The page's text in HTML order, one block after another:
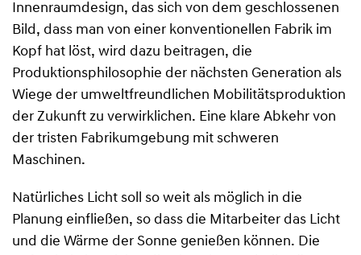
Innenraumdesign, das sich von dem geschlossenen
Bild, dass man von einer konventionellen Fabrik im
Kopf hat löst, wird dazu beitragen, die
Produktionsphilosophie der nächsten Generation als
Wiege der umweltfreundlichen Mobilitätsproduktion
der Zukunft zu verwirklichen. Eine klare Abkehr von
der tristen Fabrikumgebung mit schweren
Maschinen.
Natürliches Licht soll so weit als möglich in die
Planung einfließen, so dass die Mitarbeiter das Licht
und die Wärme der Sonne genießen können. Die